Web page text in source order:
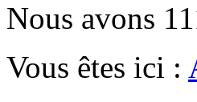
Nous avons
Vous êtes ici :